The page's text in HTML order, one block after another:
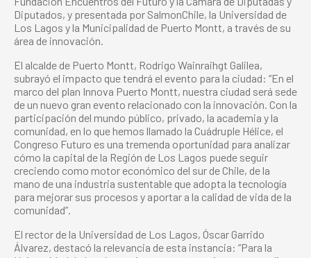
Diputados, y presentada por SalmonChile, la Universidad de
Los Lagos y la Municipalidad de Puerto Montt, a través de su
área de innovación.
El alcalde de Puerto Montt, Rodrigo Wainraihgt Galilea,
subrayó el impacto que tendrá el evento para la ciudad: “En el
marco del plan Innova Puerto Montt, nuestra ciudad será sede
de un nuevo gran evento relacionado con la innovación. Con la
participación del mundo público, privado, la academia y la
comunidad, en lo que hemos llamado la Cuádruple Hélice, el
Congreso Futuro es una tremenda oportunidad para analizar
cómo la capital de la Región de Los Lagos puede seguir
creciendo como motor económico del sur de Chile, de la
mano de una industria sustentable que adopta la tecnología
para mejorar sus procesos y aportar a la calidad de vida de la
comunidad”.
El rector de la Universidad de Los Lagos, Óscar Garrido
Álvarez, destacó la relevancia de esta instancia: “Para la